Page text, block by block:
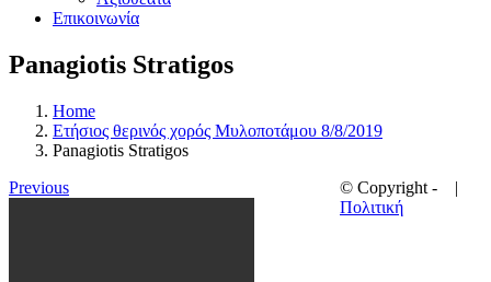
Επικοινωνία
Panagiotis Stratigos
Home
Ετήσιος θερινός χορός Μυλοποτάμου 8/8/2019
Panagiotis Stratigos
Previous
© Copyright -
|
Πολιτική